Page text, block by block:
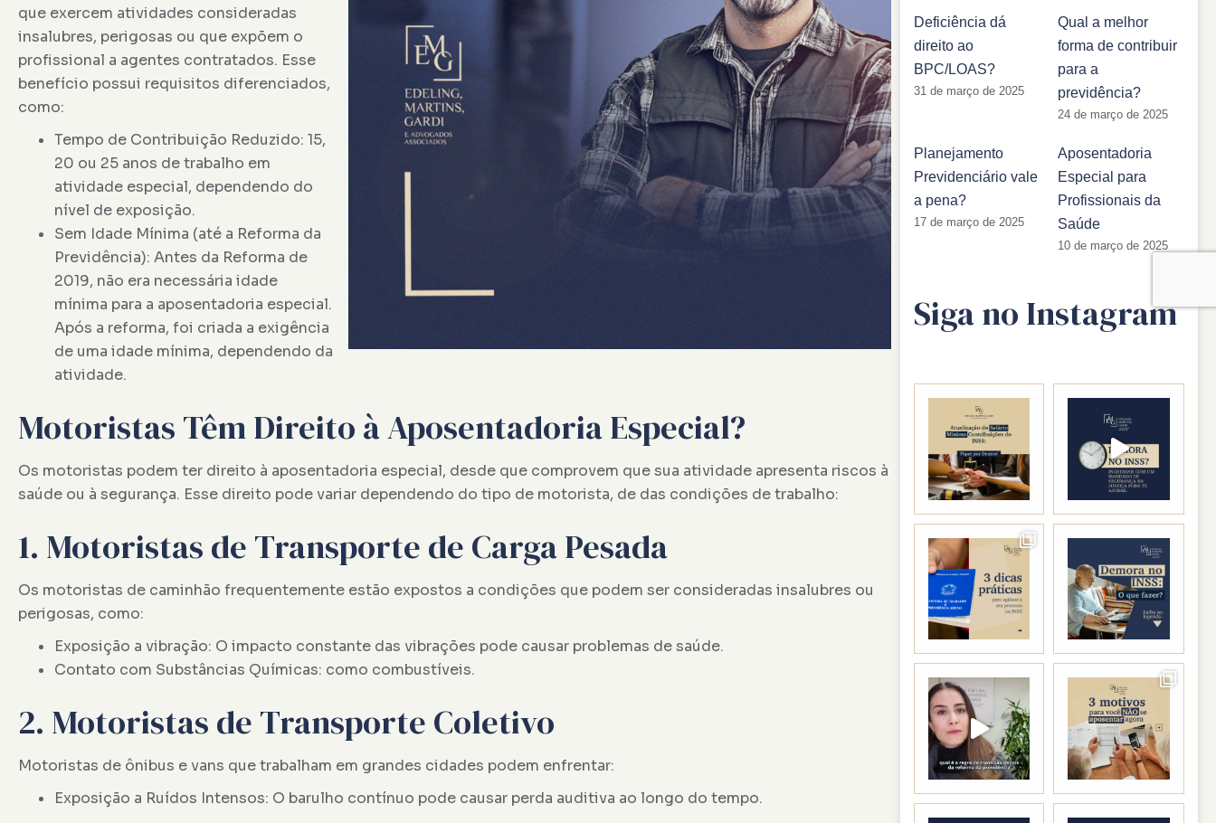
que exercem atividades consideradas
insalubres, perigosas ou que expõem o
profissional a agentes contratados. Esse
benefício possui requisitos diferenciados,
como:
Tempo de Contribuição Reduzido: 15,
20 ou 25 anos de trabalho em
atividade especial, dependendo do
nível de exposição.
Sem Idade Mínima (até a Reforma da
Previdência): Antes da Reforma de
2019, não era necessária idade
mínima para a aposentadoria especial.
Após a reforma, foi criada a exigência
de uma idade mínima, dependendo da
atividade.
Motoristas Têm Direito à Aposentadoria Especial?
Os motoristas podem ter direito à aposentadoria especial, desde que comprovem que sua atividade apresenta riscos à
saúde ou à segurança. Esse direito pode variar dependendo do tipo de motorista, de das condições de trabalho:
1. Motoristas de Transporte de Carga Pesada
Os motoristas de caminhão frequentemente estão expostos a condições que podem ser consideradas insalubres ou
perigosas, como:
Exposição a vibração: O impacto constante das vibrações pode causar problemas de saúde.
Contato com Substâncias Químicas: como combustíveis.
2. Motoristas de Transporte Coletivo
Motoristas de ônibus e vans que trabalham em grandes cidades podem enfrentar:
Exposição a Ruídos Intensos: O barulho contínuo pode causar perda auditiva ao longo do tempo.
Deficiência dá
direito ao
BPC/LOAS?
31 de março de 2025
Qual a melhor
forma de contribuir
para a
previdência?
24 de março de 2025
Planejamento
Previdenciário vale
a pena?
17 de março de 2025
Aposentadoria
Especial para
Profissionais da
Saúde
10 de março de 2025
Siga no Instagram